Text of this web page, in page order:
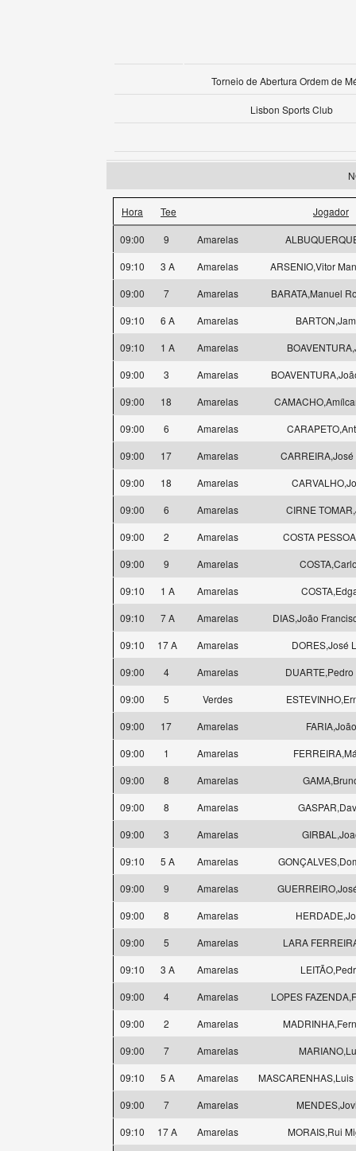
Torneio de Abertura Ordem de
Lisbon Sports Club
Hora Tee Jogador
09:00 9 Amarelas
09:10
3 A Amarelas
ARSENIO,Vitor
09:00
7 Amarelas
BARATA,Manuel
09:10
6 A Amarelas
09:10
1 A Amarelas
09:00
3 Amarelas
09:00
18 Amarelas
09:00
6 Amarelas
09:00
17 Amarelas
09:00
18 Amarelas
09:00
6 Amarelas
CIRNE
09:00
2 Amarelas
COSTA
09:00
9 Amarelas
09:10
1 A Amarelas
09:10
7 A Amarelas
DIAS,João
09:10
17 A Amarelas
DORES,José
09:00
4 Amarelas
09:00
5 Verdes
09:00
17 Amarelas
FARIA,João
09:00
1 Amarelas
09:00
8 Amarelas
09:00
8 Amarelas
09:00
3 Amarelas
09:10
5 A Amarelas
09:00
9 Amarelas
09:00
8 Amarelas
09:00
5 Amarelas
LARA
09:10
3 A Amarelas
09:00
4 Amarelas
LOPES
09:00
2 Amarelas
09:00
7 Amarelas
09:10
5 A Amarelas
09:00
7 Amarelas
09:10
17 A Amarelas
MORAIS,Rui